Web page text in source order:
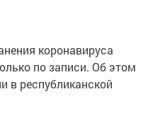
коронавируса
по записи. Об этом
в республиканской